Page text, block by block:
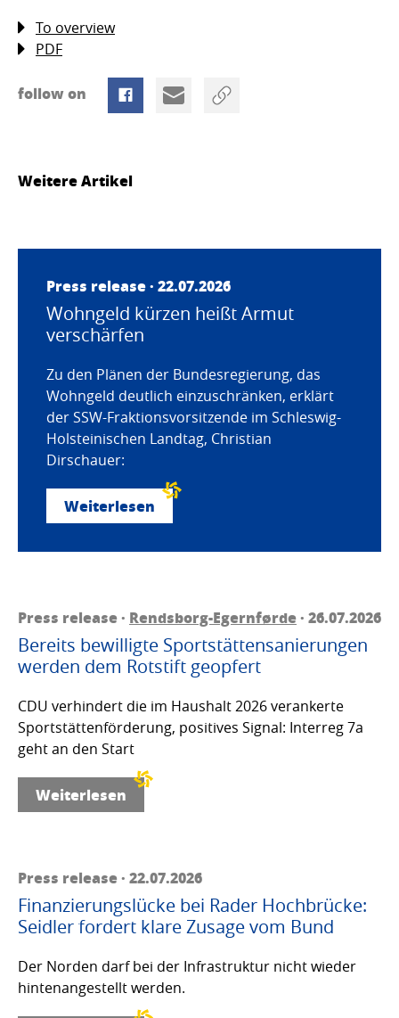
To overview
PDF
follow on
Weitere Artikel
Press release · 22.07.2026
Wohngeld kürzen heißt Armut
verschärfen
Zu den Plänen der Bundesregierung, das
Wohngeld deutlich einzuschränken, erklärt
der SSW-Fraktionsvorsitzende im Schleswig-
Holsteinischen Landtag, Christian
Dirschauer:
Weiterlesen
Press release · Rendsborg-Egernførde· 26.07.2026
Bereits bewilligte Sportstättensanierungen
werden dem Rotstift geopfert
CDU verhindert die im Haushalt 2026 verankerte
Sportstättenförderung, positives Signal: Interreg 7a
geht an den Start
Weiterlesen
Press release · 22.07.2026
Finanzierungslücke bei Rader Hochbrücke:
Seidler fordert klare Zusage vom Bund
Der Norden darf bei der Infrastruktur nicht wieder
hintenangestellt werden.